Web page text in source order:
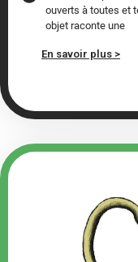
ouverts à toutes et
objet raconte une
En savoir plus >